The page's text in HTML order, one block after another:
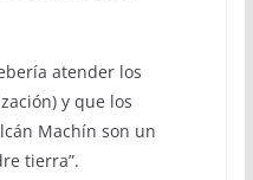
atender los
y que los
Machín son un
tierra”.